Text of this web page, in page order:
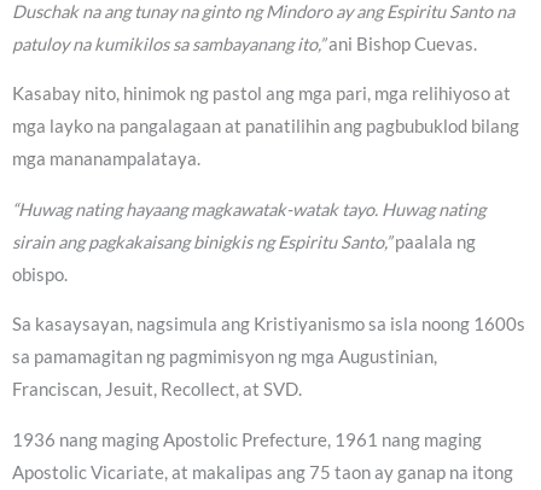
Duschak na ang tunay na ginto ng Mindoro ay ang Espiritu Santo na
patuloy na kumikilos sa sambayanang ito,”ani Bishop Cuevas.
Kasabay nito, hinimok ng pastol ang mga pari, mga relihiyoso at
mga layko na pangalagaan at panatilihin ang pagbubuklod bilang
mga mananampalataya.
“Huwag nating hayaang magkawatak-watak tayo. Huwag nating
sirain ang pagkakaisang binigkis ng Espiritu Santo,”paalala ng
obispo.
Sa kasaysayan, nagsimula ang Kristiyanismo sa isla noong 1600s
sa pamamagitan ng pagmimisyon ng mga Augustinian,
Franciscan, Jesuit, Recollect, at SVD.
1936 nang maging Apostolic Prefecture, 1961 nang maging
Apostolic Vicariate, at makalipas ang 75 taon ay ganap na itong